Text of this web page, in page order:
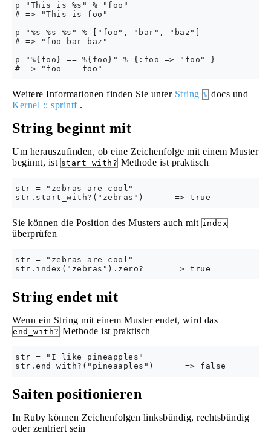
p "This is %s" % "foo"
# => "This is foo"
p "%s %s %s" % ["foo", "bar", "baz"]
# => "foo bar baz"
p "%{foo} == %{foo}" % {:foo => "foo" }
Weitere Informationen finden Sie unter String % docs und
Kernel :: sprintf.
String beginnt mit
Um herauszufinden, ob eine Zeichenfolge mit einem Muster
beginnt, ist start_with? Methode ist praktisch
str = "zebras are cool"
Sie können die Position des Musters auch mit index
überprüfen
str = "zebras are cool"
String endet mit
Wenn ein String mit einem Muster endet, wird das
end_with? Methode ist praktisch
str = "I like pineapples"
Saiten positionieren
In Ruby können Zeichenfolgen linksbündig, rechtsbündig
oder zentriert sein